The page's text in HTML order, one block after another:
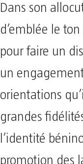
Dans son
d’emblée le
pour faire un
un
orientations
grandes
l’identité